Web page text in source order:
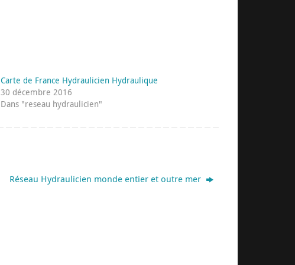
Carte de France Hydraulicien Hydraulique
30 décembre 2016
Dans "reseau hydraulicien"
Réseau Hydraulicien monde entier et outre mer